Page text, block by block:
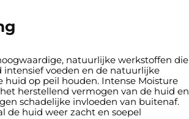
natuurlijke werkstoffen die
voeden en de natuurlijke
huid op peil houden. Intense Moisture
herstellend vermogen van de huid en
schadelijke invloeden van buitenaf.
de huid weer zacht en soepel